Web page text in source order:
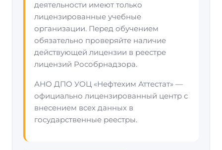
деятельности имеют только
лицензированные учебные
организации. Перед обучением
обязательно проверяйте наличие
действующей лицензии в реестре
лицензий Рособрнадзора.
АНО ДПО УОЦ «Нефтехим Аттестат» —
официально лицензированный центр с
внесением всех данных в
государственные реестры.